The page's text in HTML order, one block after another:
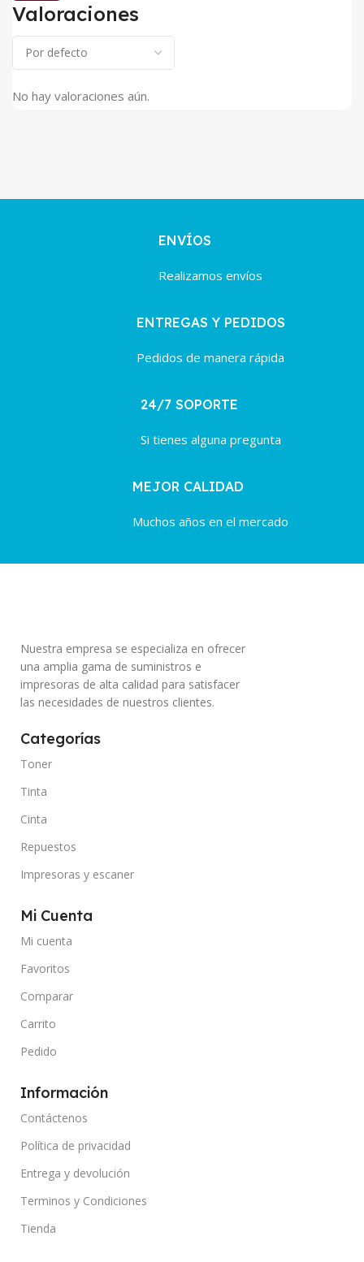
Valoraciones
No hay valoraciones aún.
ENVÍOS
Realizamos envíos
ENTREGAS Y PEDIDOS
Pedidos de manera rápida
24/7 SOPORTE
Si tienes alguna pregunta
MEJOR CALIDAD
Muchos años en el mercado
Nuestra empresa se especializa en ofrecer
una amplia gama de suministros e
impresoras de alta calidad para satisfacer
las necesidades de nuestros clientes.
Categorías
Toner
Tinta
Cinta
Repuestos
Impresoras y escaner
Mi Cuenta
Mi cuenta
Favoritos
Comparar
Carrito
Pedido
Información
Contáctenos
Política de privacidad
Entrega y devolución
Terminos y Condiciones
Tienda